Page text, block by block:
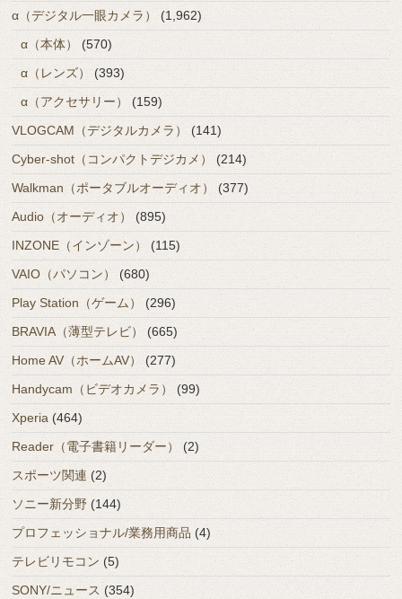
α（デジタル一眼カメラ）
(1,962)
α（本体）
(570)
α（レンズ）
(393)
α（アクセサリー）
(159)
VLOGCAM（デジタルカメラ）
(141)
Cyber-shot（コンパクトデジカメ）
(214)
Walkman（ポータブルオーディオ）
(377)
Audio（オーディオ）
(895)
INZONE（インゾーン）
(115)
VAIO（パソコン）
(680)
Play Station（ゲーム）
(296)
BRAVIA（薄型テレビ）
(665)
Home AV（ホームAV）
(277)
Handycam（ビデオカメラ）
(99)
Xperia (464)
Reader（電子書籍リーダー）
(2)
スポーツ関連 (2)
ソニー新分野 (144)
プロフェッショナル/業務用商品 (4)
テレビリモコン (5)
SONY/ニュース (354)